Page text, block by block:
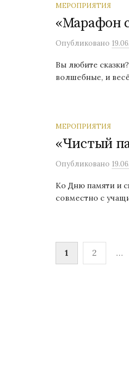
МЕРОПРИЯТИЯ
«Марафон
Опубликовано
Вы любите
волшебные, и
МЕРОПРИЯТИЯ
«Чистый
Опубликовано
Ко Дню памяти и
совместно с
Пагинация
записей
1 2 …